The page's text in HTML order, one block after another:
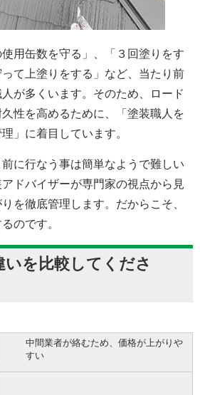
用缶数を守る」、「３回塗りをす
て上塗りをする」など、当たり前
が多くいます。そのため、ロード
性を高めるために、「塗装職人を
」に着目しています。
に行なう事は簡単なようで難しい
ドバイザーが専門家の視点から見
を徹底管理します。だからこそ、
のです。
いを比較してくださ
中間業者が絡むため、価格が上がりや
すい